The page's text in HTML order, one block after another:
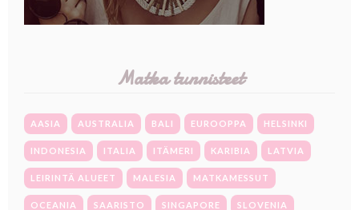
Matka tunnisteet
AASIA AUSTRALIA BALI EUROOPPA HELSINKI
INDONESIA ITALIA ITÄMERI KARIBIA LATVIA
LEIRINTÄ ALUEET MALESIA MATKAMESSUT
OCEANIA SAARISTO SINGAPORE SLOVENIA